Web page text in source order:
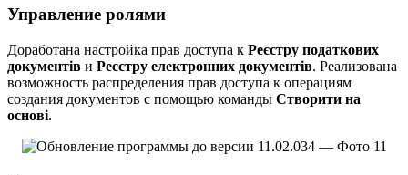
Управление ролями
Доработана настройка прав доступа к Реєстру податкових
документів и Реєстру електронних документів. Реализована
возможность распределения прав доступа к операциям
создания документов с помощью команды Створити на
основі.